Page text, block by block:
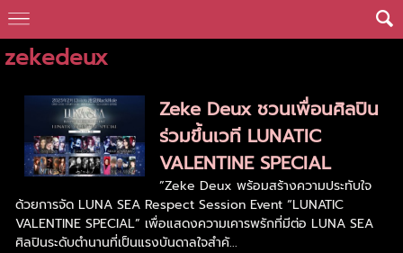
zekedeux
Zeke Deux ชวนเพื่อนศิลปิน
ร่วมขึ้นเวที LUNATIC
VALENTINE SPECIAL
”Zeke Deux พร้อมสร้างความประทับใจ
ด้วยการจัด LUNA SEA Respect Session Event “LUNATIC
VALENTINE SPECIAL” เพื่อแสดงความเคารพรักที่มีต่อ LUNA SEA
ศิลปินระดับตำนานที่เป็นแรงบันดาลใจสำคั...